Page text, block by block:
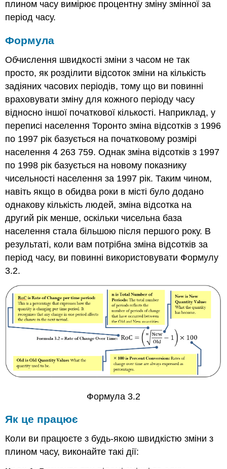
плином часу вимірює процентну зміну змінної за
період часу.
Формула
Обчислення швидкості зміни з часом не так
просто, як розділити відсоток зміни на кількість
задіяних часових періодів, тому що ви повинні
враховувати зміну для кожного періоду часу
відносно іншої початкової кількості. Наприклад, у
переписі населення Торонто зміна відсотків з 1996
по 1997 рік базується на початковому розмірі
населення 4 263 759. Однак зміна відсотків з 1997
по 1998 рік базується на новому показнику
чисельності населення за 1997 рік. Таким чином,
навіть якщо в обидва роки в місті було додано
однакову кількість людей, зміна відсотка на
другий рік менше, оскільки чисельна база
населення стала більшою після першого року. В
результаті, коли вам потрібна зміна відсотків за
період часу, ви повинні використовувати Формулу
3.2.
Формула 3.2
Як це працює
Коли ви працюєте з будь-якою швидкістю зміни з
плином часу, виконайте такі дії: